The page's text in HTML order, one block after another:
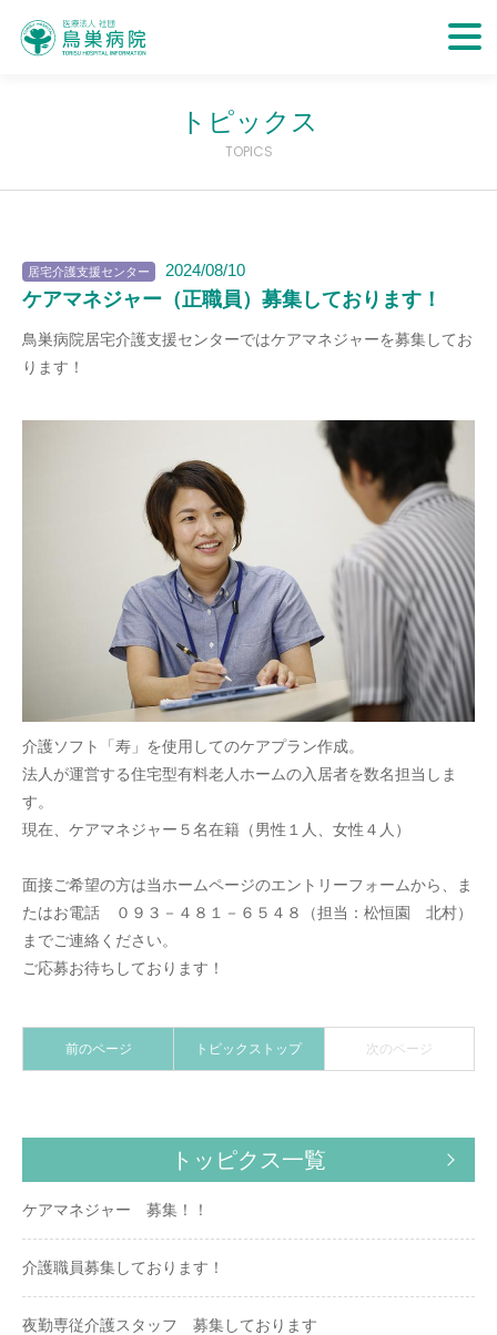
トピックス
TOPICS
居宅介護支援センター 2024/08/10
ケアマネジャー（正職員）募集しております！
鳥巣病院居宅介護支援センターではケアマネジャーを募集してお
ります！
介護ソフト「寿」を使用してのケアプラン作成。
法人が運営する住宅型有料老人ホームの入居者を数名担当しま
す。
現在、ケアマネジャー５名在籍（男性１人、女性４人）
面接ご希望の方は当ホームページのエントリーフォームから、ま
たはお電話 ０９３－４８１－６５４８（担当：松恒園 北村）
までご連絡ください。
ご応募お待ちしております！
前のページ トピックストップ 次のページ
トッピクス一覧
ケアマネジャー 募集！！
介護職員募集しております！
夜勤専従介護スタッフ 募集しております